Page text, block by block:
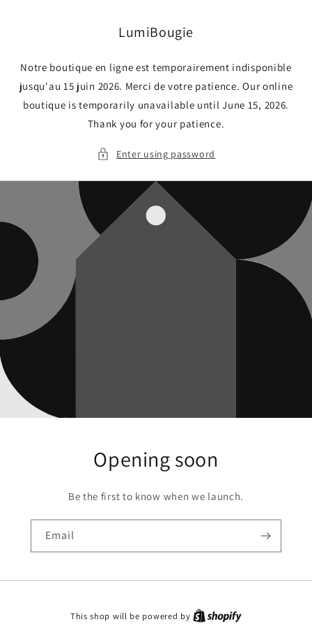
LumiBougie
Notre boutique en ligne est temporairement indisponible
jusqu'au 15 juin 2026. Merci de votre patience. Our online
boutique is temporarily unavailable until June 15, 2026.
Thank you for your patience.
Enter using password
Opening soon
Be the first to know when we launch.
Email
This shop will be powered by